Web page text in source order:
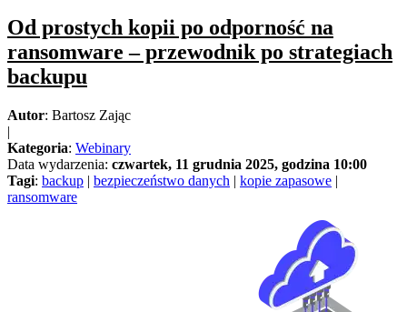
Od prostych kopii po odporność na
ransomware – przewodnik po strategiach
backupu
Autor: Bartosz Zając
|
Kategoria: Webinary
Data wydarzenia: czwartek, 11 grudnia 2025, godzina 10:00
Tagi: backup | bezpieczeństwo danych | kopie zapasowe |
ransomware